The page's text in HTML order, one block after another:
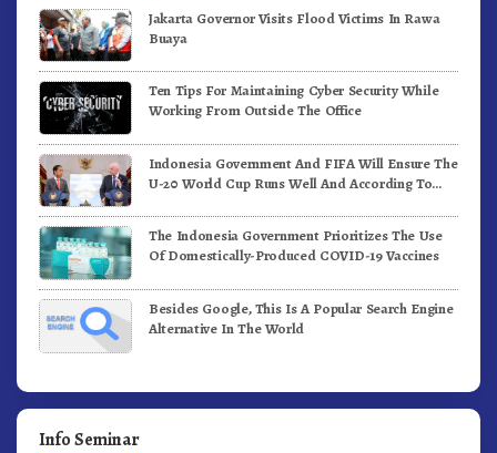
Jakarta Governor Visits Flood Victims In Rawa
Buaya
Ten Tips For Maintaining Cyber Security While
Working From Outside The Office
Indonesia Government And FIFA Will Ensure The
U-20 World Cup Runs Well And According To
The Indonesia Government Prioritizes The Use
Of Domestically-Produced COVID-19 Vaccines
Besides Google, This Is A Popular Search Engine
Alternative In The World
Info Seminar